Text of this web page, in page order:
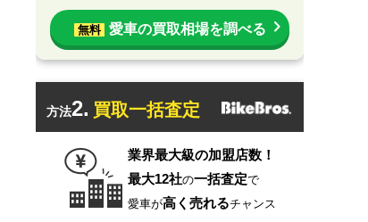
無料 愛車の買取相場を調べる
方法2. 買取一括査定
業界最大級の加盟店数！
最大12社の一括査定で
愛車が高く売れるチャンス